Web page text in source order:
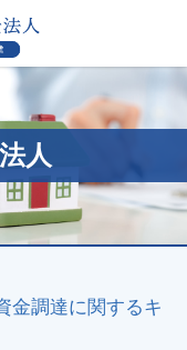
人
金調達に関するキ